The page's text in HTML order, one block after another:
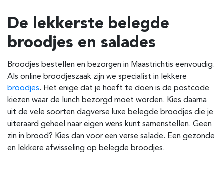
De lekkerste belegde
broodjes en salades
Broodjes bestellen en bezorgen in Maastrichtis eenvoudig.
Als online broodjeszaak zijn we specialist in lekkere
broodjes. Het enige dat je hoeft te doen is de postcode
kiezen waar de lunch bezorgd moet worden. Kies daarna
uit de vele soorten dagverse luxe belegde broodjes die je
uiteraard geheel naar eigen wens kunt samenstellen. Geen
zin in brood? Kies dan voor een verse salade. Een gezonde
en lekkere afwisseling op belegde broodjes.